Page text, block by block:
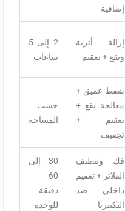
إضافية
إزالة أتربة
وبقع + تعقيم
2 إلى 5
ساعات
شفط عميق +
معالجة بقع +
تعقيم +
تجفيف
حسب
المساحة
فك وتنظيف
الفلاتر + تعقيم
داخلي ضد
البكتيريا
30 إلى
60
دقيقة
للوحدة